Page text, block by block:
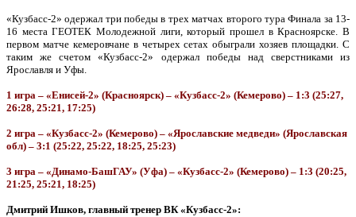
«Кузбасс-2» одержал три победы в трех матчах второго тура Финала за 13-
16 места ГЕОТЕК Молодежной лиги, который прошел в Красноярске. В
первом матче кемеровчане в четырех сетах обыграли хозяев площадки. С
таким же счетом «Кузбасс-2» одержал победы над сверстниками из
Ярославля и Уфы.
1 игра – «Енисей-2» (Красноярск) – «Кузбасс-2» (Кемерово) – 1:3 (25:27,
26:28, 25:21, 17:25)
2 игра – «Кузбасс-2» (Кемерово) – «Ярославские медведи» (Ярославская
обл) – 3:1 (25:22, 25:22, 18:25, 25:23)
3 игра – «Динамо-БашГАУ» (Уфа) – «Кузбасс-2» (Кемерово) – 1:3 (20:25,
21:25, 25:21, 18:25)
Дмитрий Ишков, главный тренер ВК «Кузбасс-2»: